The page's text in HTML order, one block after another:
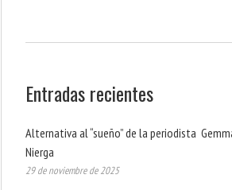
Entradas recientes
Alternativa al “sueño” de la periodista
Nierga
29 de noviembre de 2025